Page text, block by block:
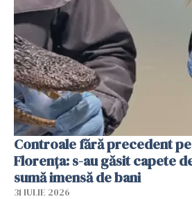
Controale fără precedent
Florența: s-au găsit capete
sumă imensă de bani
31 IULIE 2026